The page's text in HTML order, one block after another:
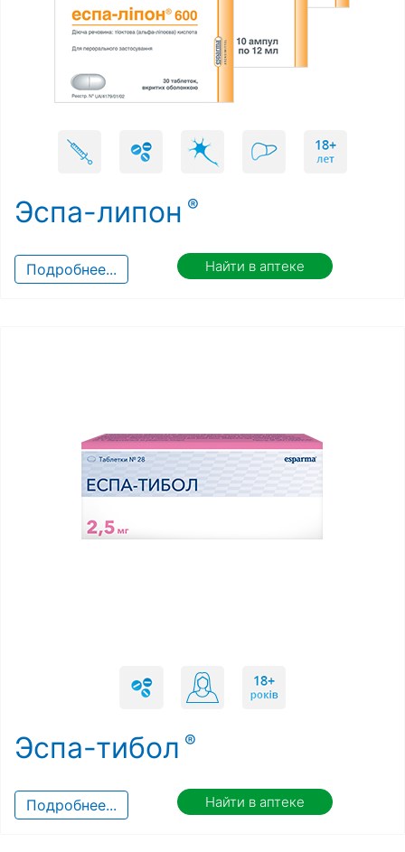
Эспа-липон
Найти в аптеке
Подробнее...
Эспа-тибол
Найти в аптеке
Подробнее...